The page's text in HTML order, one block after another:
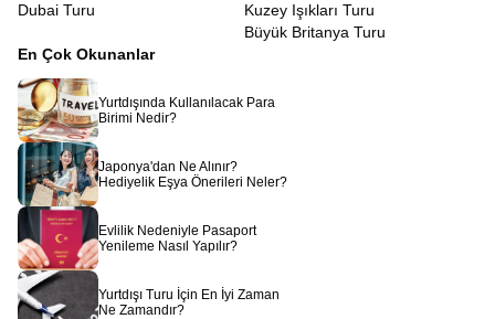
Dubai Turu
Kuzey Işıkları Turu
Büyük Britanya Turu
En Çok Okunanlar
Yurtdışında Kullanılacak Para
Birimi Nedir?
Japonya'dan Ne Alınır?
Hediyelik Eşya Önerileri Neler?
Evlilik Nedeniyle Pasaport
Yenileme Nasıl Yapılır?
Yurtdışı Turu İçin En İyi Zaman
Ne Zamandır?